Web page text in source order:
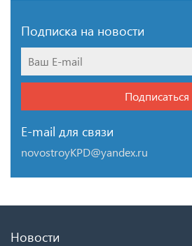
Подписка на новости
Подписаться
E-mail для связи
novostroyKPD@yandex.ru
Новости